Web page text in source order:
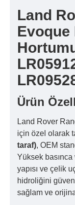
Land
Evoque
Ürün
Land Rover
için özel olarak
taraf), OEM
Yüksek basınca
yapısı ve çelik
hidroliğini
sağlam ve